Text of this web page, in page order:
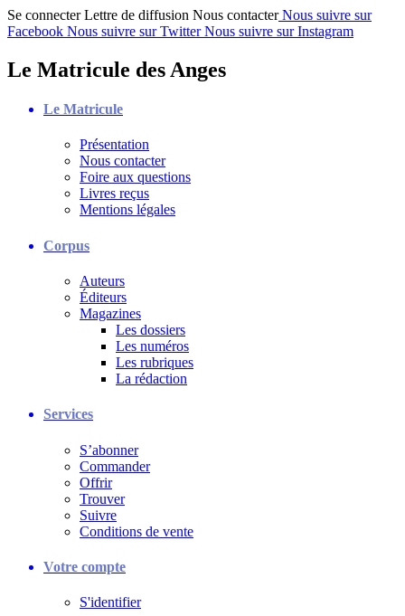
Se connecter Lettre de diffusion Nous contacter Nous suivre sur
Facebook Nous suivre sur Twitter Nous suivre sur Instagram
Le Matricule des Anges
Le Matricule
Présentation
Nous contacter
Foire aux questions
Livres reçus
Mentions légales
Corpus
Auteurs
Éditeurs
Magazines
Les dossiers
Les numéros
Les rubriques
La rédaction
Services
S’abonner
Commander
Offrir
Trouver
Suivre
Conditions de vente
Votre compte
S'identifier